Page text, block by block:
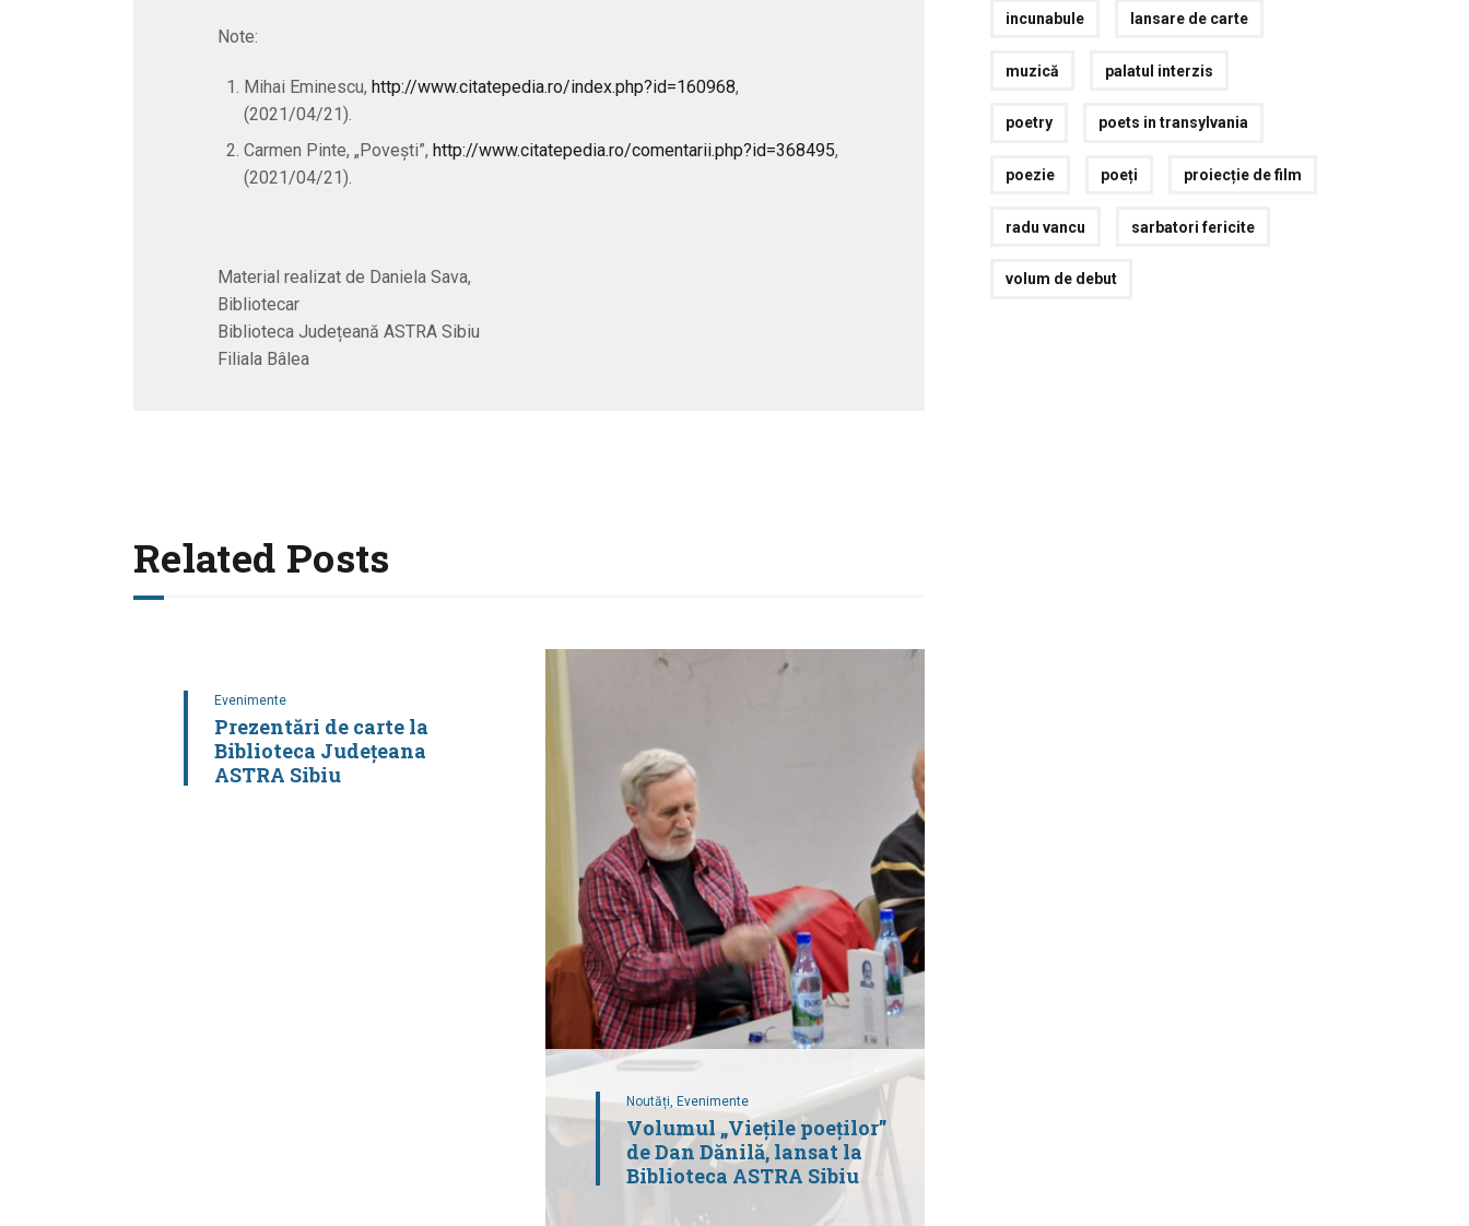
Note:
Mihai Eminescu, http://www.citatepedia.ro/index.php?id=160968,
(2021/04/21).
Carmen Pinte, „Povești”, http://www.citatepedia.ro/comentarii.php?id=368495,
(2021/04/21).
Material realizat de Daniela Sava,
Bibliotecar
Biblioteca Județeană ASTRA Sibiu
Filiala Bâlea
Related Posts
Evenimente
Prezentări de carte la
Biblioteca Județeana
ASTRA Sibiu
Noutăți, Evenimente
Volumul „Viețile poeților”
de Dan Dănilă, lansat la
Biblioteca ASTRA Sibiu
incunabule lansare de carte
muzică palatul interzis
poetry poets in transylvania
poezie poeți proiecție de film
radu vancu sarbatori fericite
volum de debut